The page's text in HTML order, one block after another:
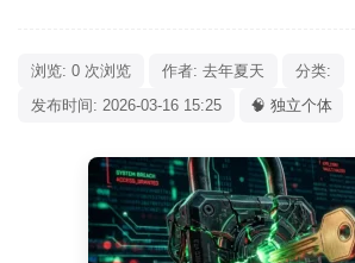
浏览: 0 次浏览 作者: 去年夏天
分类:
发布时间: 2026-03-16 15:25
🧠 独立个体